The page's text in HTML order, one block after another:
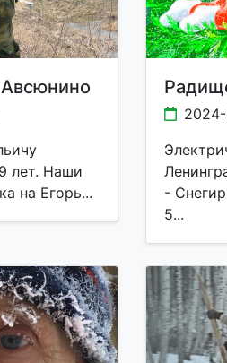
лет. Наши
на Егорь...
-
5...